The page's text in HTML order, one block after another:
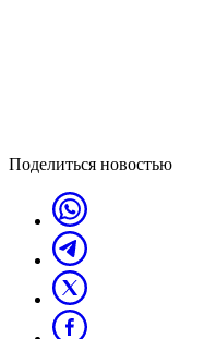
Поделиться новостью